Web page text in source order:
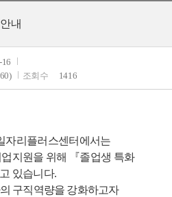
내
조회수 1416
자리플러스센터에서는
지원을 위해
『졸업생 특화
있습니다.
구직역량을 강화하고자